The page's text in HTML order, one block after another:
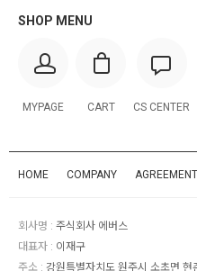
SHOP MENU
MYPAGE CART CS CENTER
HOME COMPANY AGREEMENT
회사명 : 주식회사 에버스
대표자 : 이재구
주소 : 강원특별자치도 원주시 소초면 현